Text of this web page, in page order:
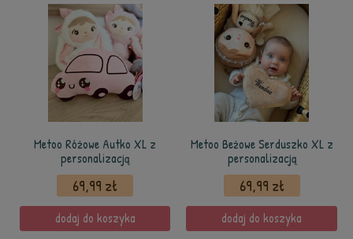
Metoo Różowe Autko XL z
personalizacją
69,99 zł
dodaj do koszyka
Metoo Beżowe Serduszko XL z
personalizacją
69,99 zł
dodaj do koszyka